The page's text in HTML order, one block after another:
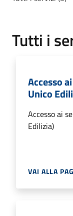
Tutti i
Accesso
Unico
Accesso ai
Edilizia)
VAI ALLA